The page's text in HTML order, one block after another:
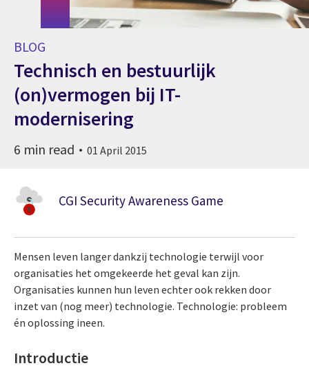
BLOG
Technisch en bestuurlijk
(on)vermogen bij IT-
modernisering
6 min read 01 April 2015
CGI Security Awareness Game
Mensen leven langer dankzij technologie terwijl voor
organisaties het omgekeerde het geval kan zijn.
Organisaties kunnen hun leven echter ook rekken door
inzet van (nog meer) technologie. Technologie: probleem
én oplossing ineen.
Introductie